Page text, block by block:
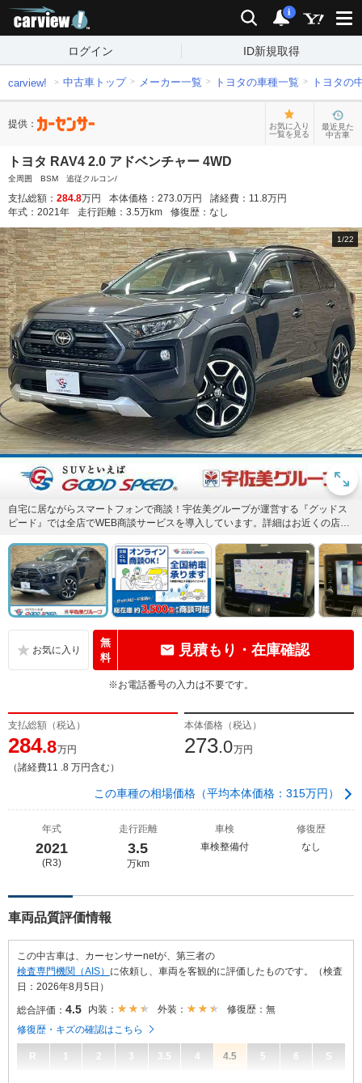
検索 通知
i
ログイン ID新規取得
carview! 中古車トップ メーカー一覧 トヨタの車種一覧 トヨタの
提供：
お気に入り
一覧を見る
最近見た
中古車
トヨタ RAV4 2.0 アドベンチャー 4WD
全周囲 BSM 追従クルコン/
支払総額： 284.8万円 本体価格： 273.0万円 諸経費： 11.8万円
年式： 2021年 走行距離： 3.5万km 修復歴： なし
1/22
自宅に居ながらスマートフォンで商談！宇佐美グループが運営する『グッドス
ピード』では全店でWEB商談サービスを導入しています。詳細はお近くの店舗
無
料
見積もり・在庫確認
※お電話番号の入力は不要です。
支払総額（税込）
284.8万円
（諸経費11 .8 万円含む）
本体価格（税込）
273.0万円
この車種の相場価格（平均本体価格：315万円）
年式
2021
(R3)
走行距離
3.5
万km
車検
車検整備付
修復歴
なし
車両品質評価情報
この中古車は、カーセンサーnetが、第三者の
検査専門機関（AIS） に依頼し、車両を客観的に評価したものです。（検査
日：2026年8月5日）
総合評価： 4.5 内装： 外装：
修復歴：無
修復歴・キズの確認はこちら
R 1 2 3 3.5 4 4.5 5 6 S